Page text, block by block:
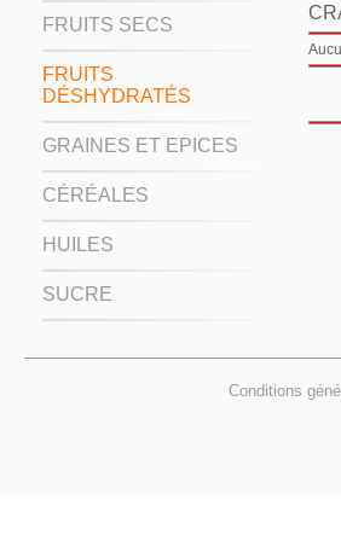
FRUITS SECS
FRUITS
DÉSHYDRATÉS
GRAINES ET EPICES
CÉRÉALES
HUILES
SUCRE
Conditions